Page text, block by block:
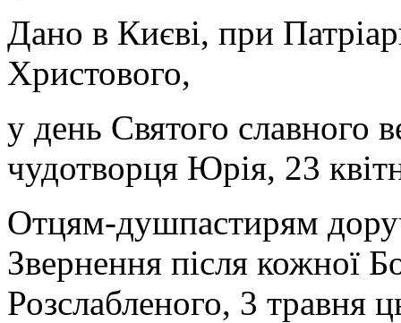
Дано в Києві, при
Христового,
у день Святого славного
чудотворця Юрія, 23
Отцям-душпастирям
Звернення після кожної
Розслабленого, 3 травня